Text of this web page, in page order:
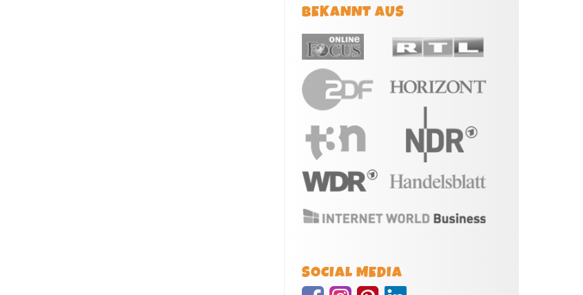
BEKANNT AUS
SOCIAL MEDIA